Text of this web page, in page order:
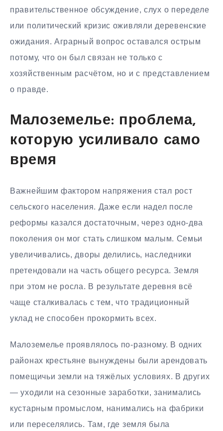
правительственное обсуждение, слух о переделе
или политический кризис оживляли деревенские
ожидания. Аграрный вопрос оставался острым
потому, что он был связан не только с
хозяйственным расчётом, но и с представлением
о правде.
Малоземелье: проблема,
которую усиливало само
время
Важнейшим фактором напряжения стал рост
сельского населения. Даже если надел после
реформы казался достаточным, через одно-два
поколения он мог стать слишком малым. Семьи
увеличивались, дворы делились, наследники
претендовали на часть общего ресурса. Земля
при этом не росла. В результате деревня всё
чаще сталкивалась с тем, что традиционный
уклад не способен прокормить всех.
Малоземелье проявлялось по-разному. В одних
районах крестьяне вынуждены были арендовать
помещичьи земли на тяжёлых условиях. В других
— уходили на сезонные заработки, занимались
кустарным промыслом, нанимались на фабрики
или переселялись. Там, где земля была